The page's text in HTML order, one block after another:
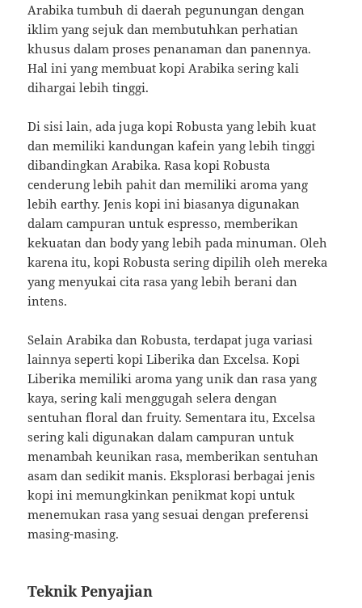
Arabika tumbuh di daerah pegunungan dengan
iklim yang sejuk dan membutuhkan perhatian
khusus dalam proses penanaman dan panennya.
Hal ini yang membuat kopi Arabika sering kali
dihargai lebih tinggi.
Di sisi lain, ada juga kopi Robusta yang lebih kuat
dan memiliki kandungan kafein yang lebih tinggi
dibandingkan Arabika. Rasa kopi Robusta
cenderung lebih pahit dan memiliki aroma yang
lebih earthy. Jenis kopi ini biasanya digunakan
dalam campuran untuk espresso, memberikan
kekuatan dan body yang lebih pada minuman. Oleh
karena itu, kopi Robusta sering dipilih oleh mereka
yang menyukai cita rasa yang lebih berani dan
intens.
Selain Arabika dan Robusta, terdapat juga variasi
lainnya seperti kopi Liberika dan Excelsa. Kopi
Liberika memiliki aroma yang unik dan rasa yang
kaya, sering kali menggugah selera dengan
sentuhan floral dan fruity. Sementara itu, Excelsa
sering kali digunakan dalam campuran untuk
menambah keunikan rasa, memberikan sentuhan
asam dan sedikit manis. Eksplorasi berbagai jenis
kopi ini memungkinkan penikmat kopi untuk
menemukan rasa yang sesuai dengan preferensi
masing-masing.
Teknik Penyajian